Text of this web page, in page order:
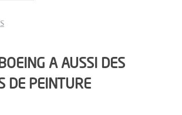
A AUSSI DES
DE PEINTURE